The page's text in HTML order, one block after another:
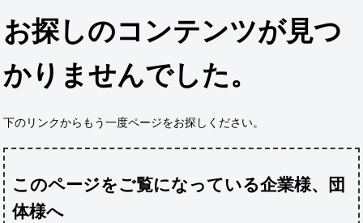
お探しのコンテンツが見つ
かりませんでした。
下のリンクからもう一度ページをお探しください。
このページをご覧になっている企業様、団
体様へ